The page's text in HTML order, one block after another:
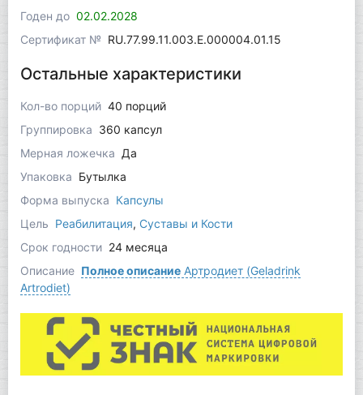
Годен до 02.02.2028
Сертификат № RU.77.99.11.003.Е.000004.01.15
Остальные характеристики
Кол-во порций 40 порций
Группировка 360 капсул
Мерная ложечка Да
Упаковка Бутылка
Форма выпуска Капсулы
Цель Реабилитация, Суставы и Кости
Срок годности 24 месяца
Описание Полное описаниеАртродиет (Geladrink
Artrodiet)